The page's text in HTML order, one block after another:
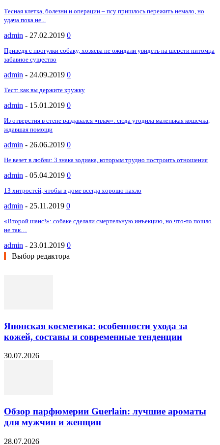
Тесная клетка, болезни и операции – псу пришлось пережить немало, но
удача пока не...
admin - 27.02.2019 0
Приведя с прогулки собаку, хозяева не ожидали увидеть на шерсти питомца
забавное существо
admin - 24.09.2019 0
Тест: как вы держите кружку
admin - 15.01.2019 0
Из отверстия в стене раздавался «плач»: сюда угодила маленькая кошечка,
ждавшая помощи
admin - 26.06.2019 0
Не везет в любви: 3 знака зодиака, которым трудно построить отношения
admin - 05.04.2019 0
13 хитростей, чтобы в доме всегда хорошо пахло
admin - 25.11.2019 0
«Второй шанс!»: собаке сделали смертельную инъекцию, но что-то пошло
не так…
admin - 23.01.2019 0
Выбор редактора
Японская косметика: особенности ухода за
кожей, составы и современные тенденции
30.07.2026
Обзор парфюмерии Guerlain: лучшие ароматы
для мужчин и женщин
28.07.2026